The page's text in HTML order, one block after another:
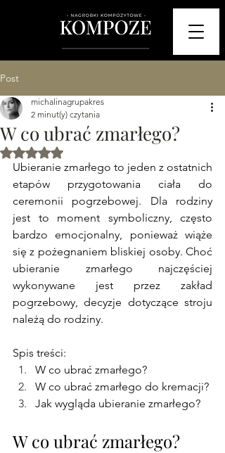
Post
W co ubrać zmarłego?
michalinagrupakres
2 minut(y) czytania
Oceniono na NaN z 5 gwiazdek.
Ubieranie zmarłego to jeden z ostatnich
etapów przygotowania ciała do
ceremonii pogrzebowej. Dla rodziny
jest to moment symboliczny, często
bardzo emocjonalny, ponieważ wiąże
się z pożegnaniem bliskiej osoby. Choć
ubieranie zmarłego najczęściej
wykonywane jest przez zakład
pogrzebowy, decyzje dotyczące stroju
należą do rodziny.
Spis treści:
W co ubrać zmarłego?
W co ubrać zmarłego do kremacji?
Jak wygląda ubieranie zmarłego?
W co ubrać zmarłego?